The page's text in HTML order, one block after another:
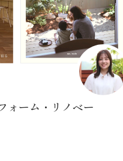
ォーム・リノベー